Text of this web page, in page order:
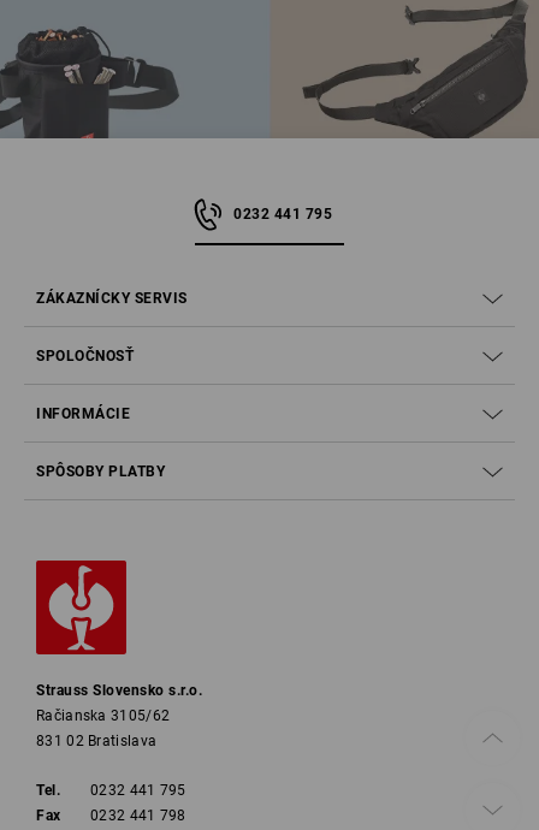
PREHĽAD
0232 441 795
ZÁKAZNÍCKY SERVIS
SPOLOČNOSŤ
INFORMÁCIE
SPÔSOBY PLATBY
Strauss Slovensko s.r.o.
Račianska 3105/62
831 02 Bratislava
Tel.
0232 441 795
Fax
0232 441 798